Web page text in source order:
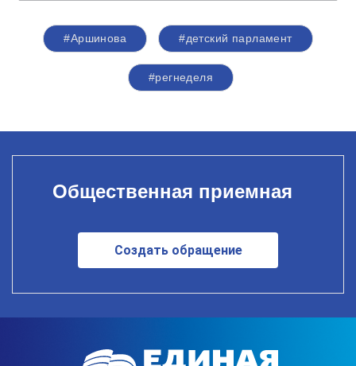
#Аршинова #детский парламент
#регнеделя
Общественная приемная
Создать обращение